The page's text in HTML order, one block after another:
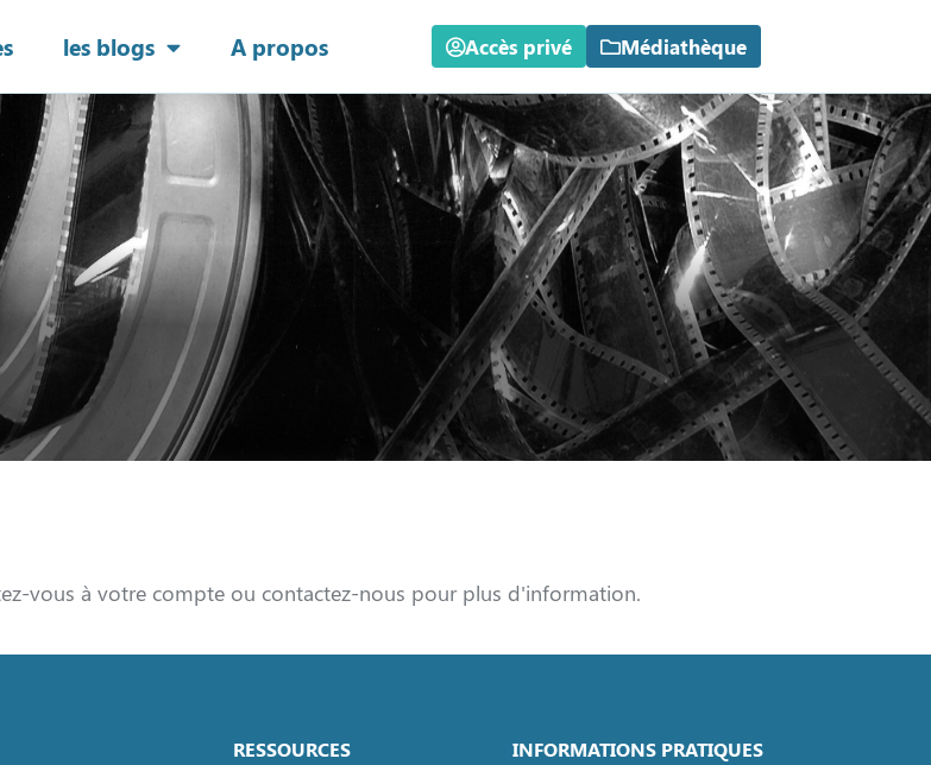
les blogs A propos Accès privé Médiathèque
vous à votre compte ou contactez-nous pour plus d'information.
RESSOURCES
INFORMATIONS PRATIQUES